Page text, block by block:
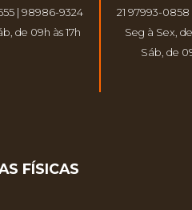
| 98986-9324
de 09h às 17h
21 97993-
Seg à Sex,
Sáb, de
FÍSICAS